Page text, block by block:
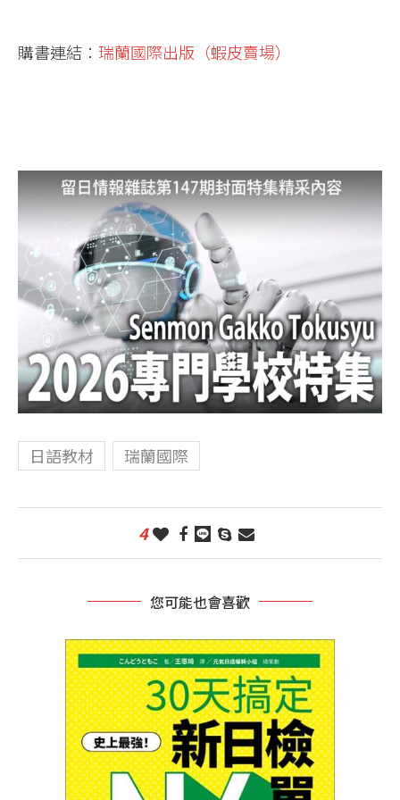
購書連結： 瑞蘭國際出版（蝦皮賣場）
日語教材 瑞蘭國際
4
您可能也會喜歡